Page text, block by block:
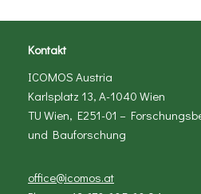
Kontakt
ICOMOS Austria
Karlsplatz 13, A-1040 Wien
TU Wien, E251-01 –
und Bauforschung
office@icomos.at